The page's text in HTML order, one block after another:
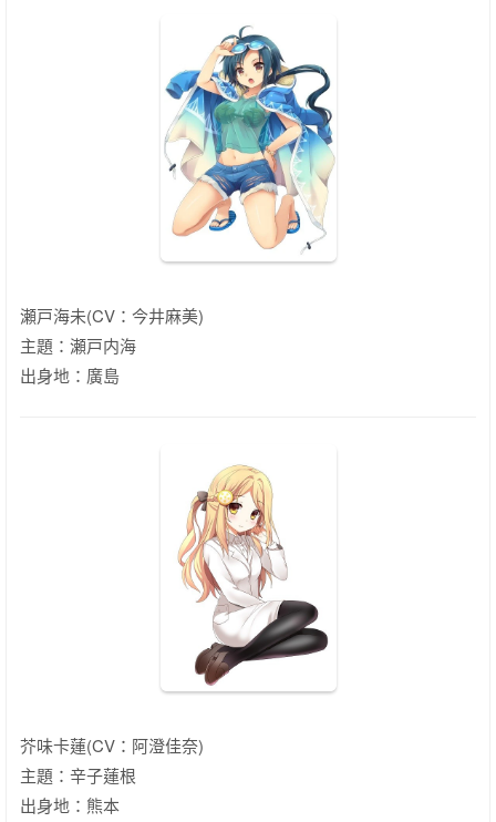
瀬戸海未(CV：今井麻美)
主題：瀬戸内海
出身地：廣島
芥味卡蓮(CV：阿澄佳奈)
主題：辛子蓮根
出身地：熊本